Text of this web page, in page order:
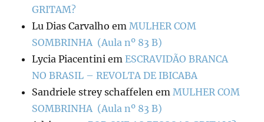
GRITAM?
Lu Dias Carvalho emMULHER COM
SOMBRINHA (Aula nº 83 B)
Lycia Piacentini emESCRAVIDÃO BRANCA
NO BRASIL – REVOLTA DE IBICABA
Sandriele strey schaffelen emMULHER COM
SOMBRINHA (Aula nº 83 B)